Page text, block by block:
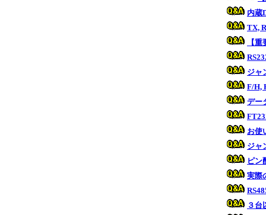
内蔵
TX,
【
ジャ
F/H,
デー
お使
ジャ
ピン
実際
３台